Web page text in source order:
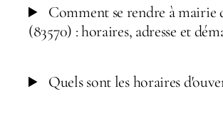
Comment se rendre à mairie
(83570) : horaires, adresse et
Quels sont les horaires